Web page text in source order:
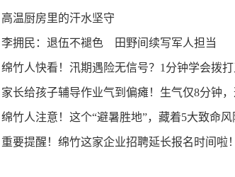
高温厨房里的汗水坚守
李拥民：退伍不褪色 田野间续写军人担当
绵竹人快看！汛期遇险无信号？1分钟学会拨
家长给孩子辅导作业气到偏瘫！生气仅8分钟
绵竹人注意！这个“避暑胜地”，藏着5大致命风
重要提醒！绵竹这家企业招聘延长报名时间啦！